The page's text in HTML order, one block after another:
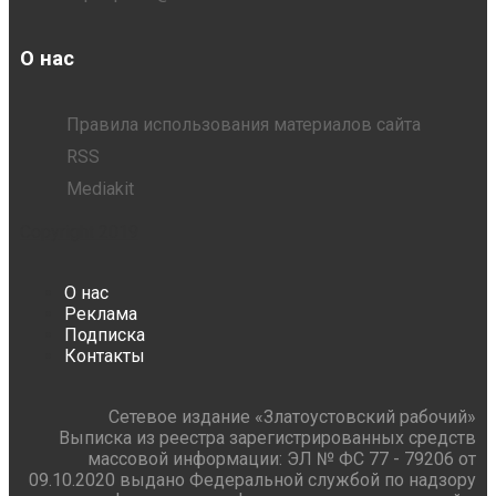
рассказали, как добраться на Бушуевский
фестиваль-2026
О нас
Правила использования материалов сайта
RSS
Mediakit
О нас
Реклама
Подписка
Контакты
Сетевое издание «Златоустовский рабочий»
Выписка из реестра зарегистрированных средств
массовой информации: ЭЛ № ФС 77 - 79206 от
09.10.2020 выдано Федеральной службой по надзору